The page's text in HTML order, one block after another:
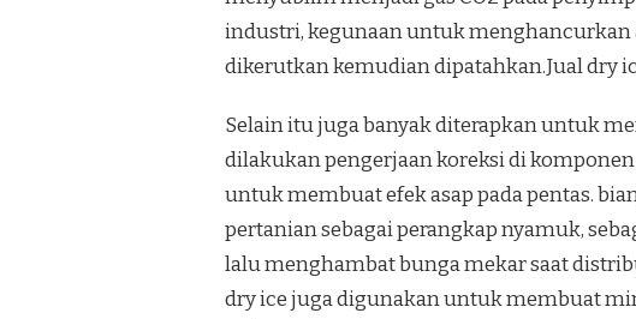
industri, kegunaan untuk
dikerutkan kemudian dipatahkan.Jual dry
Selain itu juga banyak diterapkan untuk
dilakukan pengerjaan koreksi di
untuk membuat efek asap pada pentas.
pertanian sebagai perangkap nyamuk,
lalu menghambat bunga mekar saat
dry ice juga digunakan untuk membuat